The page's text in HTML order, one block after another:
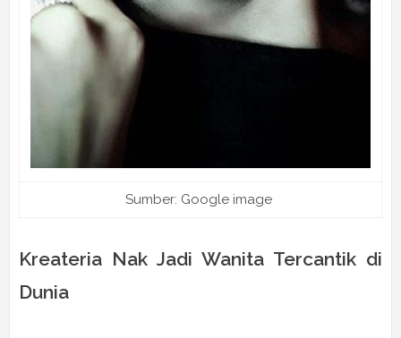
Sumber: Google image
Kreateria Nak Jadi Wanita Tercantik di
Dunia